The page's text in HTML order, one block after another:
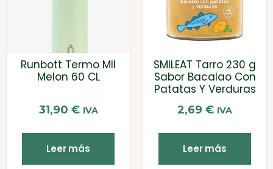
Runbott Termo MII
Melon 60 CL
31,90 € IVA
Leer más
SMILEAT Tarro 230 g
Sabor Bacalao Con
Patatas Y Verduras
2,69 € IVA
Leer más